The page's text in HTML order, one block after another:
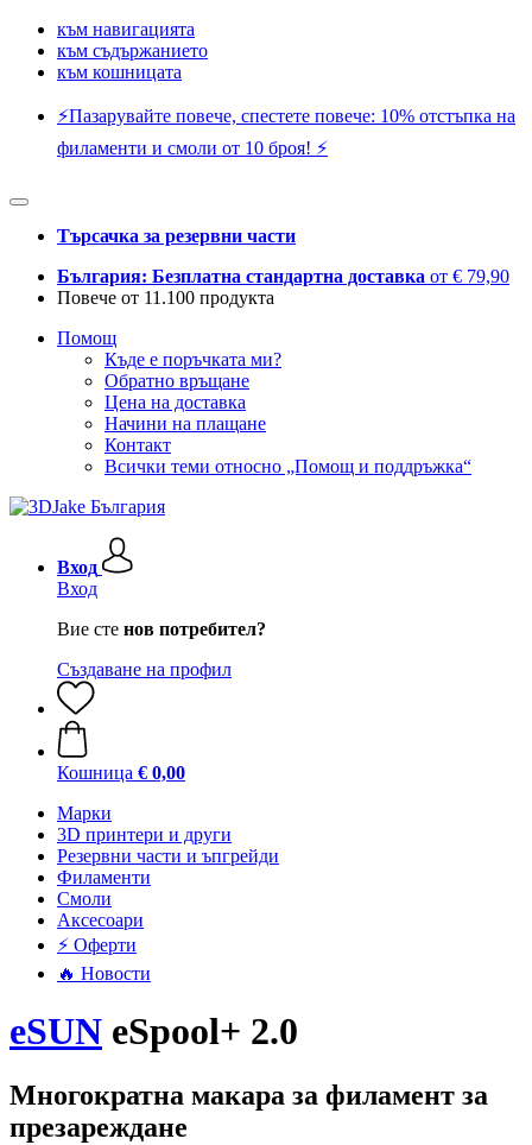
към навигацията
към съдържанието
към кошницата
⚡️Пазарувайте повече, спестете повече: 10% отстъпка на
филаменти и смоли от 10 броя! ⚡️
Търсачка за резервни части
България: Безплатна стандартна доставка от € 79,90
Повече от 11.100 продукта
Помощ
Къде е поръчката ми?
Обратно връщане
Цена на доставка
Начини на плащане
Контакт
Всички теми относно „Помощ и поддръжка“
Вход
Вход
Вие сте нов потребител?
Създаване на профил
Кошница € 0,00
Mарки
3D принтери и други
Резервни части и ъпгрейди
Филаменти
Смоли
Аксесоари
⚡ Оферти
🔥 Новости
eSUN eSpool+ 2.0
Многократна макара за филамент за
презареждане